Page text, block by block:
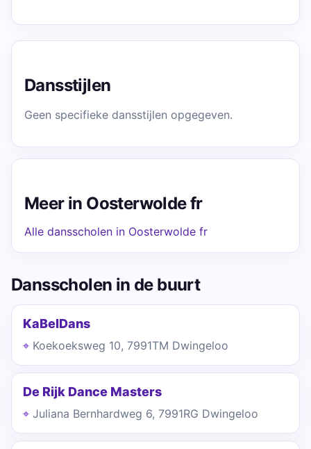
Dansstijlen
Geen specifieke dansstijlen opgegeven.
Meer in Oosterwolde fr
Alle dansscholen in Oosterwolde fr
Dansscholen in de buurt
KaBelDans
Koekoeksweg 10, 7991TM Dwingeloo
De Rijk Dance Masters
Juliana Bernhardweg 6, 7991RG Dwingeloo